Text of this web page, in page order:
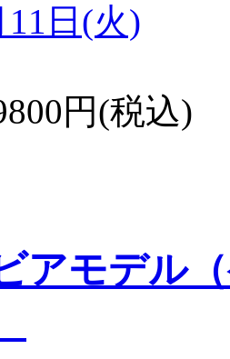
11日(火)
円(税込)
アモデル